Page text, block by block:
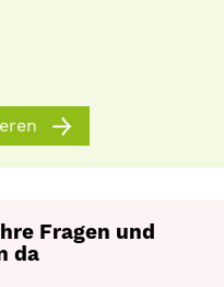
Fragen und
da